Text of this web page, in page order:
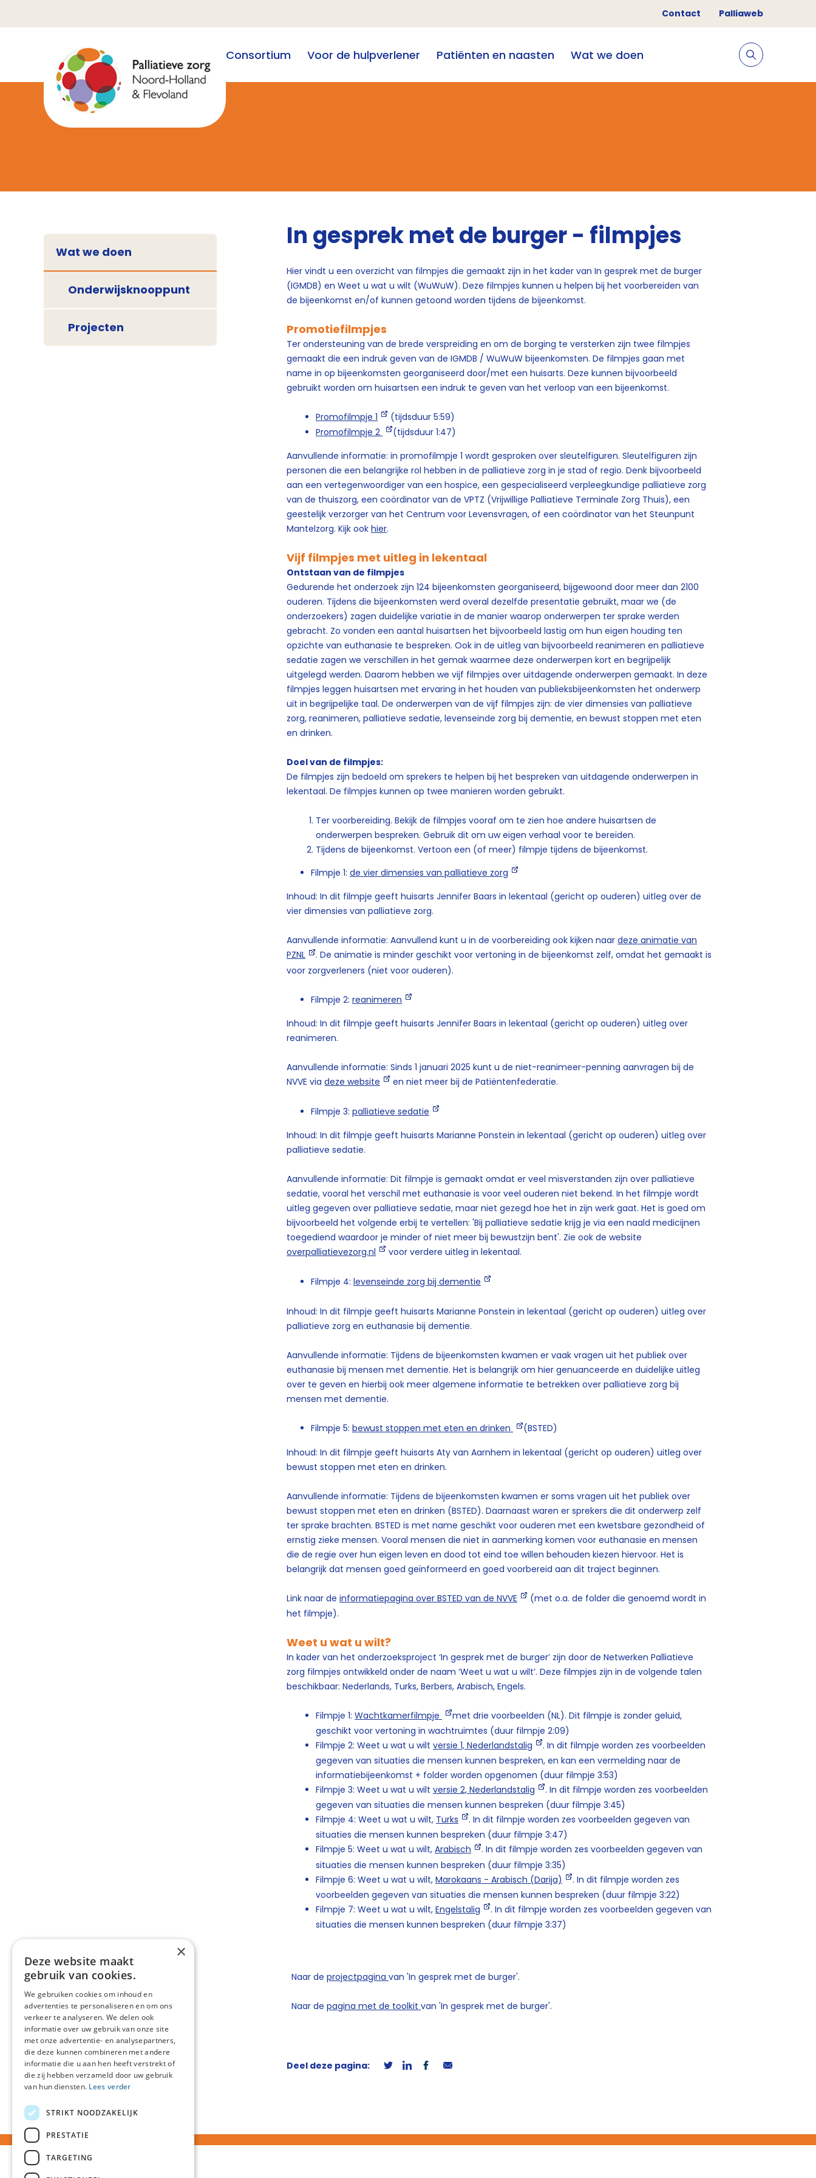
Contact Palliaweb
Consortium Voor de hulpverlener Patiënten en naasten Wat we doen
Wat we doen
Onderwijsknooppunt
Projecten
In gesprek met de burger - filmpjes
Hier vindt u een overzicht van filmpjes die gemaakt zijn in het kader van In gesprek met de burger
(IGMDB) en Weet u wat u wilt (WuWuW). Deze filmpjes kunnen u helpen bij het voorbereiden van
de bijeenkomst en/of kunnen getoond worden tijdens de bijeenkomst.
Promotiefilmpjes
Ter ondersteuning van de brede verspreiding en om de borging te versterken zijn twee filmpjes
gemaakt die een indruk geven van de IGMDB / WuWuW bijeenkomsten. De filmpjes gaan met
name in op bijeenkomsten georganiseerd door/met een huisarts. Deze kunnen bijvoorbeeld
gebruikt worden om huisartsen een indruk te geven van het verloop van een bijeenkomst.
Promofilmpje 1
(tijdsduur 5:59)
Promofilmpje 2
(tijdsduur 1:47)
Aanvullende informatie: in promofilmpje 1 wordt gesproken over sleutelfiguren. Sleutelfiguren zijn
personen die een belangrijke rol hebben in de palliatieve zorg in je stad of regio. Denk bijvoorbeeld
aan een vertegenwoordiger van een hospice, een gespecialiseerd verpleegkundige palliatieve zorg
van de thuiszorg, een coördinator van de VPTZ (Vrijwillige Palliatieve Terminale Zorg Thuis), een
geestelijk verzorger van het Centrum voor Levensvragen, of een coördinator van het Steunpunt
Mantelzorg. Kijk ook hier.
Vijf filmpjes met uitleg in lekentaal
Ontstaan van de filmpjes
Gedurende het onderzoek zijn 124 bijeenkomsten georganiseerd, bijgewoond door meer dan 2100
ouderen. Tijdens die bijeenkomsten werd overal dezelfde presentatie gebruikt, maar we (de
onderzoekers) zagen duidelijke variatie in de manier waarop onderwerpen ter sprake werden
gebracht. Zo vonden een aantal huisartsen het bijvoorbeeld lastig om hun eigen houding ten
opzichte van euthanasie te bespreken. Ook in de uitleg van bijvoorbeeld reanimeren en palliatieve
sedatie zagen we verschillen in het gemak waarmee deze onderwerpen kort en begrijpelijk
uitgelegd werden. Daarom hebben we vijf filmpjes over uitdagende onderwerpen gemaakt. In deze
filmpjes leggen huisartsen met ervaring in het houden van publieksbijeenkomsten het onderwerp
uit in begrijpelijke taal. De onderwerpen van de vijf filmpjes zijn: de vier dimensies van palliatieve
zorg, reanimeren, palliatieve sedatie, levenseinde zorg bij dementie, en bewust stoppen met eten
en drinken.
Doel van de filmpjes:
De filmpjes zijn bedoeld om sprekers te helpen bij het bespreken van uitdagende onderwerpen in
lekentaal. De filmpjes kunnen op twee manieren worden gebruikt.
Ter voorbereiding. Bekijk de filmpjes vooraf om te zien hoe andere huisartsen de
onderwerpen bespreken. Gebruik dit om uw eigen verhaal voor te bereiden.
Tijdens de bijeenkomst. Vertoon een (of meer) filmpje tijdens de bijeenkomst.
Filmpje 1: de vier dimensies van palliatieve zorg
Inhoud: In dit filmpje geeft huisarts Jennifer Baars in lekentaal (gericht op ouderen) uitleg over de
vier dimensies van palliatieve zorg.
Aanvullende informatie: Aanvullend kunt u in de voorbereiding ook kijken naar deze animatie van
PZNL
. De animatie is minder geschikt voor vertoning in de bijeenkomst zelf, omdat het gemaakt is
voor zorgverleners (niet voor ouderen).
Filmpje 2: reanimeren
Inhoud: In dit filmpje geeft huisarts Jennifer Baars in lekentaal (gericht op ouderen) uitleg over
reanimeren.
Aanvullende informatie: Sinds 1 januari 2025 kunt u de niet-reanimeer-penning aanvragen bij de
NVVE via deze website en niet meer bij de Patiëntenfederatie.
Filmpje 3: palliatieve sedatie
Inhoud: In dit filmpje geeft huisarts Marianne Ponstein in lekentaal (gericht op ouderen) uitleg over
palliatieve sedatie.
Aanvullende informatie: Dit filmpje is gemaakt omdat er veel misverstanden zijn over palliatieve
sedatie, vooral het verschil met euthanasie is voor veel ouderen niet bekend. In het filmpje wordt
uitleg gegeven over palliatieve sedatie, maar niet gezegd hoe het in zijn werk gaat. Het is goed om
bijvoorbeeld het volgende erbij te vertellen: 'Bij palliatieve sedatie krijg je via een naald medicijnen
toegediend waardoor je minder of niet meer bij bewustzijn bent'. Zie ook de website
overpalliatievezorg.nl
voor verdere uitleg in lekentaal.
Filmpje 4: levenseinde zorg bij dementie
Inhoud: In dit filmpje geeft huisarts Marianne Ponstein in lekentaal (gericht op ouderen) uitleg over
palliatieve zorg en euthanasie bij dementie.
Aanvullende informatie: Tijdens de bijeenkomsten kwamen er vaak vragen uit het publiek over
euthanasie bij mensen met dementie. Het is belangrijk om hier genuanceerde en duidelijke uitleg
over te geven en hierbij ook meer algemene informatie te betrekken over palliatieve zorg bij
mensen met dementie.
Filmpje 5: bewust stoppen met eten en drinken
(BSTED)
Inhoud: In dit filmpje geeft huisarts Aty van Aarnhem in lekentaal (gericht op ouderen) uitleg over
bewust stoppen met eten en drinken.
Aanvullende informatie: Tijdens de bijeenkomsten kwamen er soms vragen uit het publiek over
bewust stoppen met eten en drinken (BSTED). Daarnaast waren er sprekers die dit onderwerp zelf
ter sprake brachten. BSTED is met name geschikt voor ouderen met een kwetsbare gezondheid of
ernstig zieke mensen. Vooral mensen die niet in aanmerking komen voor euthanasie en mensen
die de regie over hun eigen leven en dood tot eind toe willen behouden kiezen hiervoor. Het is
belangrijk dat mensen goed geïnformeerd en goed voorbereid aan dit traject beginnen.
Link naar de informatiepagina over BSTED van de NVVE
(met o.a. de folder die genoemd wordt in
het filmpje).
Weet u wat u wilt?
In kader van het onderzoeksproject ‘In gesprek met de burger’ zijn door de Netwerken Palliatieve
zorg filmpjes ontwikkeld onder de naam ‘Weet u wat u wilt’. Deze filmpjes zijn in de volgende talen
beschikbaar: Nederlands, Turks, Berbers, Arabisch, Engels.
Filmpje 1: Wachtkamerfilmpje
met drie voorbeelden (NL). Dit filmpje is zonder geluid,
geschikt voor vertoning in wachtruimtes (duur filmpje 2:09)
Filmpje 2: Weet u wat u wilt versie 1, Nederlandstalig
. In dit filmpje worden zes voorbeelden
gegeven van situaties die mensen kunnen bespreken, en kan een vermelding naar de
informatiebijeenkomst + folder worden opgenomen (duur filmpje 3:53)
Filmpje 3: Weet u wat u wilt versie 2, Nederlandstalig
. In dit filmpje worden zes voorbeelden
gegeven van situaties die mensen kunnen bespreken (duur filmpje 3:45)
Filmpje 4: Weet u wat u wilt, Turks
. In dit filmpje worden zes voorbeelden gegeven van
situaties die mensen kunnen bespreken (duur filmpje 3:47)
Filmpje 5: Weet u wat u wilt, Arabisch
. In dit filmpje worden zes voorbeelden gegeven van
situaties die mensen kunnen bespreken (duur filmpje 3:35)
Filmpje 6: Weet u wat u wilt, Marokaans - Arabisch (Darija)
. In dit filmpje worden zes
voorbeelden gegeven van situaties die mensen kunnen bespreken (duur filmpje 3:22)
Filmpje 7: Weet u wat u wilt, Engelstalig
. In dit filmpje worden zes voorbeelden gegeven van
situaties die mensen kunnen bespreken (duur filmpje 3:37)
Naar de projectpagina van 'In gesprek met de burger'.
Naar de pagina met de toolkit van 'In gesprek met de burger'.
Deel deze pagina:
×
Deze website maakt
gebruik van cookies.
We gebruiken cookies om inhoud en
advertenties te personaliseren en om ons
verkeer te analyseren. We delen ook
informatie over uw gebruik van onze site
met onze advertentie- en analysepartners,
die deze kunnen combineren met andere
informatie die u aan hen heeft verstrekt of
die zij hebben verzameld door uw gebruik
van hun diensten. Lees verder
STRIKT NOODZAKELIJK
PRESTATIE
TARGETING